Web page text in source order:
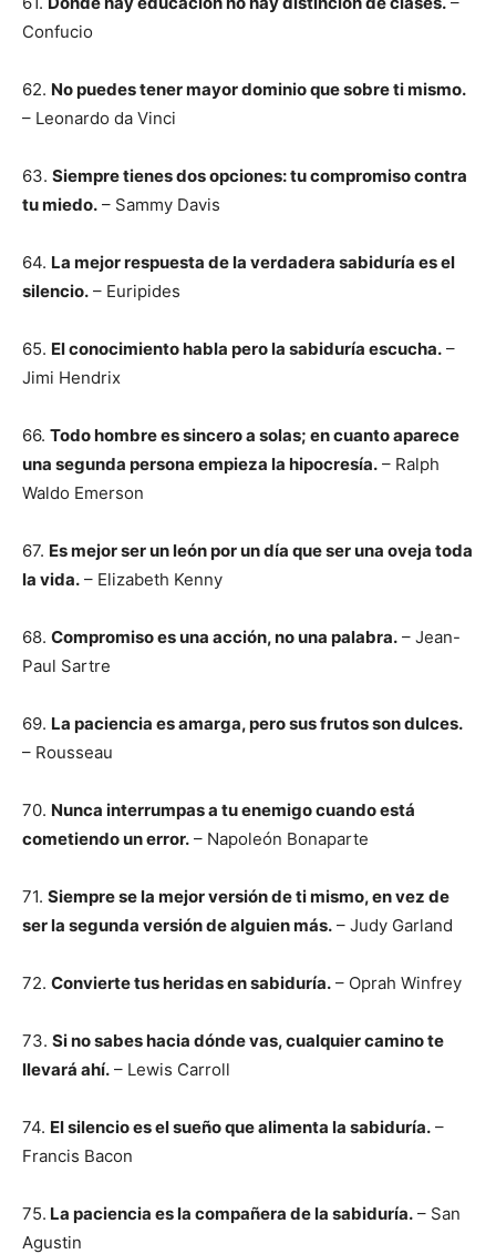
Confucio
62. No puedes tener mayor dominio que sobre ti mismo.
– Leonardo da Vinci
63. Siempre tienes dos opciones: tu compromiso contra
tu miedo. – Sammy Davis
64. La mejor respuesta de la verdadera sabiduría es el
silencio. – Euripides
65. El conocimiento habla pero la sabiduría escucha. –
Jimi Hendrix
66. Todo hombre es sincero a solas; en cuanto aparece
una segunda persona empieza la hipocresía. – Ralph
Waldo Emerson
67. Es mejor ser un león por un día que ser una oveja toda
la vida. – Elizabeth Kenny
68. Compromiso es una acción, no una palabra. – Jean-
Paul Sartre
69. La paciencia es amarga, pero sus frutos son dulces.
– Rousseau
70. Nunca interrumpas a tu enemigo cuando está
cometiendo un error. – Napoleón Bonaparte
71. Siempre se la mejor versión de ti mismo, en vez de
ser la segunda versión de alguien más. – Judy Garland
72. Convierte tus heridas en sabiduría. – Oprah Winfrey
73. Si no sabes hacia dónde vas, cualquier camino te
llevará ahí. – Lewis Carroll
74. El silencio es el sueño que alimenta la sabiduría. –
Francis Bacon
75. La paciencia es la compañera de la sabiduría. – San
Agustin